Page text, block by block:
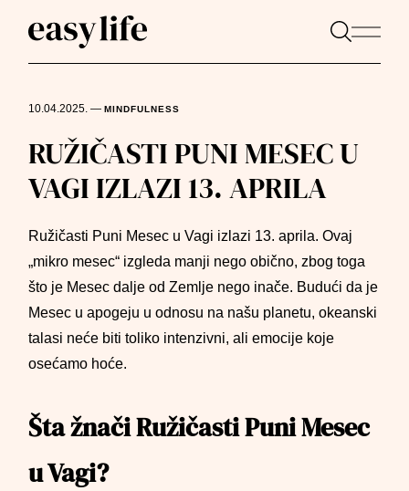
10.04.2025.—MINDFULNESS
RUŽIČASTI PUNI MESEC U
VAGI IZLAZI 13. APRILA
Ružičasti Puni Mesec u Vagi izlazi 13. aprila. Ovaj
„mikro mesec“ izgleda manji nego obično, zbog toga
što je Mesec dalje od Zemlje nego inače. Budući da je
Mesec u apogeju u odnosu na našu planetu, okeanski
talasi neće biti toliko intenzivni, ali emocije koje
osećamo hoće.
Šta žnači Ružičasti Puni Mesec
u Vagi?